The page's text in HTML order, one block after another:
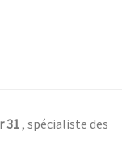
31, spécialiste des